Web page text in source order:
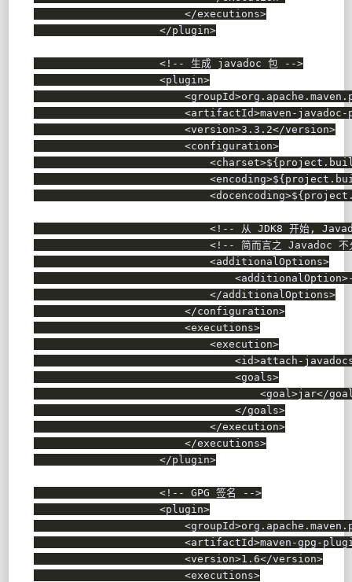
</executions>
</plugin>
<!-- 生成 javadoc 包 -->
<plugin>
<groupId>
<artifactId>maven-
<version>3.3.2</version>
<configuration>
<charset>
<encoding>
<docencoding>
<!-- 从 JDK8 开始,
<!-- 简而言之 Javadoc 不
<additionalOptions>
<additionalOption>
</additionalOptions>
</configuration>
<executions>
<execution>
<id>attach-
<goals>
<goal >jar</
</goals>
</execution>
</executions>
</plugin>
<!-- GPG 签名 -->
<plugin>
<groupId>
<artifactId>maven-gpg-
<version>1.6</version>
<executions>